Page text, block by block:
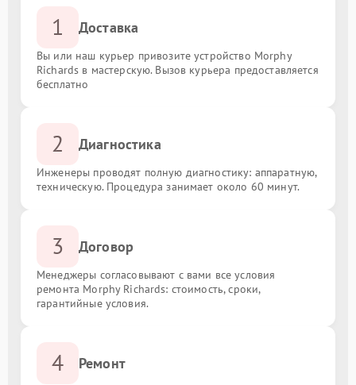
1 Доставка
Вы или наш курьер привозите устройство Morphy
Richards в мастерскую. Вызов курьера предоставляется
бесплатно
2 Диагностика
Инженеры проводят полную диагностику: аппаратную,
техническую. Процедура занимает около 60 минут.
3 Договор
Менеджеры согласовывают с вами все условия
ремонта Morphy Richards: стоимость, сроки,
гарантийные условия.
4 Ремонт